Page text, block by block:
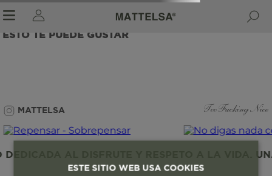
ESTO TE PUEDE GUSTAR
MATTELSA Too Fucking Nice
AL DISFRUTE Y RESPETO A LA VIDA.
ESTE SITIO WEB USA COOKIES